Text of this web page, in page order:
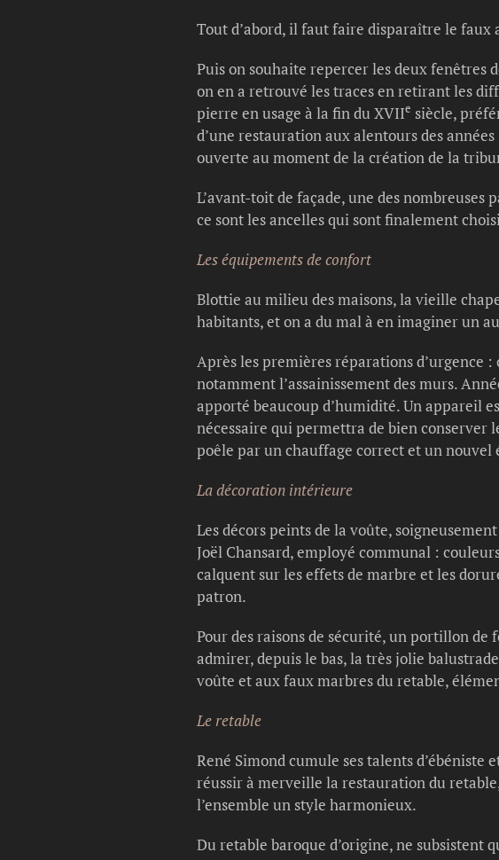
Tout d’abord, il faut faire disparaître le faux
Puis on souhaite repercer les deux fenêtres
on en a retrouvé les traces en retirant les
pierre en usage à la fin du XVIIe siècle,
d’une restauration aux alentours des
ouverte au moment de la création de la
L’avant-toit de façade, une des
ce sont les ancelles qui sont finalement
Les équipements de confort
Blottie au milieu des maisons, la vieille
habitants, et on a du mal à en imaginer un
Après les premières réparations
notamment l’assainissement des murs.
apporté beaucoup d’humidité. Un appareil
nécessaire qui permettra de bien
poêle par un chauffage correct et un
La décoration intérieure
Les décors peints de la voûte,
Joël Chansard, employé communal :
calquent sur les effets de marbre et les
patron.
Pour des raisons de sécurité, un portillon
admirer, depuis le bas, la très jolie
voûte et aux faux marbres du retable,
Le retable
René Simond cumule ses talents d’ébéniste
réussir à merveille la restauration du
l’ensemble un style harmonieux.
Du retable baroque d’origine, ne subsistent